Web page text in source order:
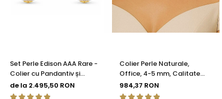
Set Perle Edison AAA Rare -
Colier cu Pandantiv și
Cercei cu Aur Galben 14K,
Perle Naturale 12,5-13 mm |
de la 2.495,50 RON
Colier Perle Naturale,
Office, 4-5 mm, Calitate
AAA, Aur 14K | KASKADDA®
984,37 RON